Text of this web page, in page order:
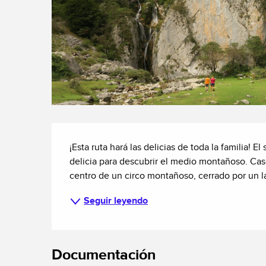
¡Esta ruta hará las delicias de toda la familia!
delicia para descubrir el medio montañoso.
centro de un circo montañoso, cerrado por un
Seguir leyendo
Documentación